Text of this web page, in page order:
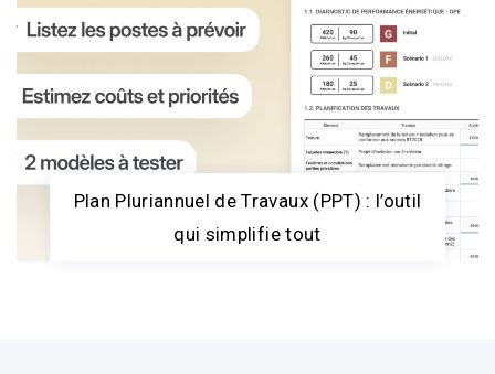
Plan Pluriannuel de Travaux (PPT) : l’outil
qui simplifie tout